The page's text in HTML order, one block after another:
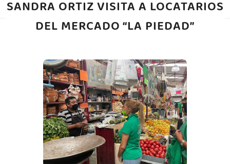
SANDRA ORTIZ VISITA A LOCATARIOS
DEL MERCADO “LA PIEDAD”